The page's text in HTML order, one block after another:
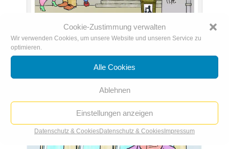
Cookie-Zustimmung verwalten
Wir verwenden Cookies, um unsere Website und unseren Service zu
optimieren.
Alle Cookies
Ablehnen
Einstellungen anzeigen
Datenschutz & CookiesDatenschutz & Cookies Impressum
Nach Renten-Skandal: Riester zeigt Reue